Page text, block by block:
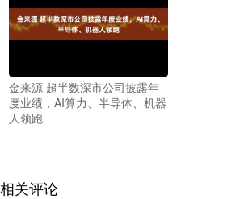
金来源 超半数深市公司披露年
度业绩，AI算力、半导体、机器
人领跑
相关评论